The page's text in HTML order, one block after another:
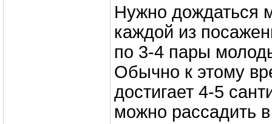
Нужно дождаться
каждой из
по 3-4 пары
Обычно к этому
достигает 4-5
можно рассадить